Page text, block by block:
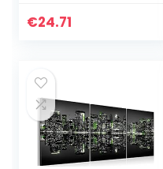
Woonkamer
€24.71